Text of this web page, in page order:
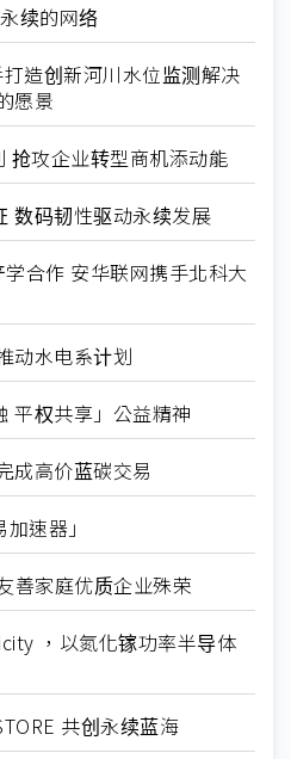
续的网络
造创新河川水位监测解决
愿景
抢攻企业转型商机添动能
数码韧性驱动永续发展
合作 安华联网携手北科大
动水电系计划
平权共享」公益精神
成高价蓝碳交易
速器」
善家庭优质企业殊荣
，以氮化镓功率半导体
共创永续蓝海